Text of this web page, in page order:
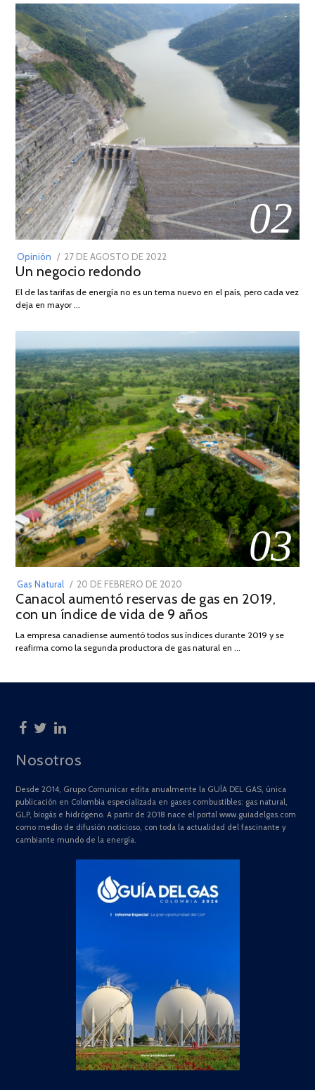
02
Opinión
POSTED
ON
27 DE AGOSTO DE 2022
DE
Un negocio redondo
El de las tarifas de energía no es un tema nuevo en el país, pero cada vez
deja en mayor …
03
Gas Natural
POSTED
ON
20 DE FEBRERO DE 2020
DE
JULIO
2025
Canacol aumentó reservas de gas en 2019,
con un índice de vida de 9 años
La empresa canadiense aumentó todos sus índices durante 2019 y se
reafirma como la segunda productora de gas natural en …
Nosotros
Desde 2014, Grupo Comunicar edita anualmente la GUÍA DEL GAS, única
publicación en Colombia especializada en gases combustibles: gas natural,
GLP, biogás e hidrógeno. A partir de 2018 nace el portal www.guiadelgas.com
como medio de difusión noticioso, con toda la actualidad del fascinante y
cambiante mundo de la energía.